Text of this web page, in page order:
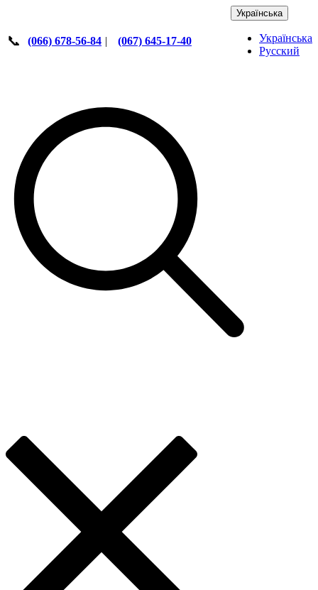
📞 (066) 678-56-84 | (067) 645-17-40
Українська
Українська
Русский